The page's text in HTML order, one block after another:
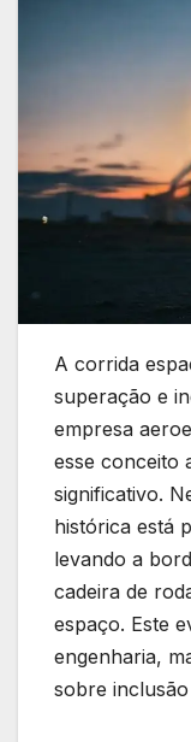
A corrida
superação e
empresa
esse conceito
significativo.
histórica está
levando a
cadeira de
espaço. Este
engenharia,
sobre